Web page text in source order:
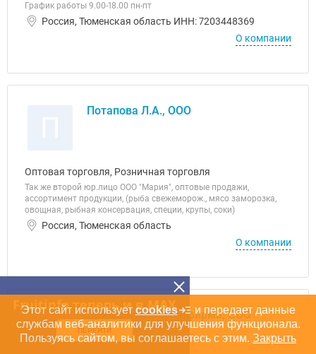
График работы 9.00-18.00 пн-пт
Россия, Тюменская область ИНН: 7203448369
О компании
Потапова Л.А., ООО
Оптовая торговля, Розничная торговля
Так же второй юр.лицо ООО "Мария", оптовые продажи,
ассортимент продукции, (рыба свежеморож., мясо заморозка,
овощная, рыбная консервация, специи, крупы, соки)
Россия, Тюменская область
О компании
П
Приполярная Агрофирма, ООО
Fruitinfo теперь и в MAX
ПЕРЕЙТИ
Этот сайт использует cookies
и передает данные
службам веб-аналитики для улучшения функционала.
Пользуясь сайтом, вы соглашаетесь с этим. Закрыть